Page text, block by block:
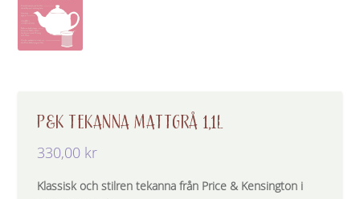
P&K TEKANNA MATTGRÅ 1,1L
330,00 kr
Klassisk och stilren tekanna från Price & Kensington i